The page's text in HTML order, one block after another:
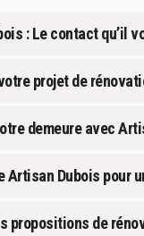
: Le contact qu’il
votre projet de
demeure avec
Artisan Dubois pour
propositions de